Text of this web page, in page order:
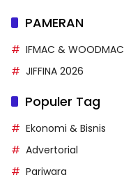
PAMERAN
IFMAC & WOODMAC
JIFFINA 2026
Populer Tag
Ekonomi & Bisnis
Advertorial
Pariwara